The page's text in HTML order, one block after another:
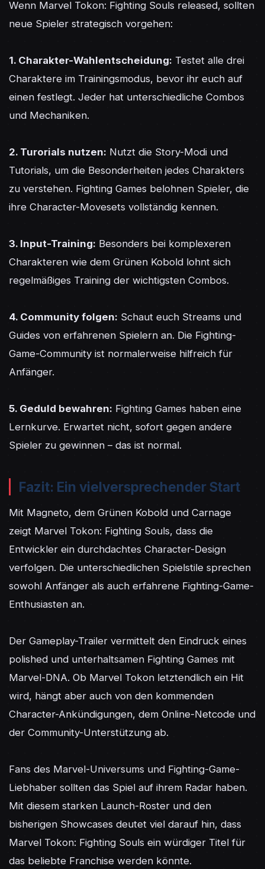
Wenn Marvel Tokon: Fighting Souls released, sollten
neue Spieler strategisch vorgehen:
1. Charakter-Wahlentscheidung: Testet alle drei
Charaktere im Trainingsmodus, bevor ihr euch auf
einen festlegt. Jeder hat unterschiedliche Combos
und Mechaniken.
2. Turorials nutzen: Nutzt die Story-Modi und
Tutorials, um die Besonderheiten jedes Charakters
zu verstehen. Fighting Games belohnen Spieler, die
ihre Character-Movesets vollständig kennen.
3. Input-Training: Besonders bei komplexeren
Charakteren wie dem Grünen Kobold lohnt sich
regelmäßiges Training der wichtigsten Combos.
4. Community folgen: Schaut euch Streams und
Guides von erfahrenen Spielern an. Die Fighting-
Game-Community ist normalerweise hilfreich für
Anfänger.
5. Geduld bewahren: Fighting Games haben eine
Lernkurve. Erwartet nicht, sofort gegen andere
Spieler zu gewinnen – das ist normal.
Fazit: Ein vielversprechender Start
Mit Magneto, dem Grünen Kobold und Carnage
zeigt Marvel Tokon: Fighting Souls, dass die
Entwickler ein durchdachtes Character-Design
verfolgen. Die unterschiedlichen Spielstile sprechen
sowohl Anfänger als auch erfahrene Fighting-Game-
Enthusiasten an.
Der Gameplay-Trailer vermittelt den Eindruck eines
polished und unterhaltsamen Fighting Games mit
Marvel-DNA. Ob Marvel Tokon letztendlich ein Hit
wird, hängt aber auch von den kommenden
Character-Ankündigungen, dem Online-Netcode und
der Community-Unterstützung ab.
Fans des Marvel-Universums und Fighting-Game-
Liebhaber sollten das Spiel auf ihrem Radar haben.
Mit diesem starken Launch-Roster und den
bisherigen Showcases deutet viel darauf hin, dass
Marvel Tokon: Fighting Souls ein würdiger Titel für
das beliebte Franchise werden könnte.